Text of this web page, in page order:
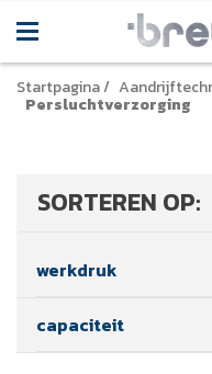
Startpagina/
Persluchtverzorging
SORTEREN OP:
werkdruk
capaciteit